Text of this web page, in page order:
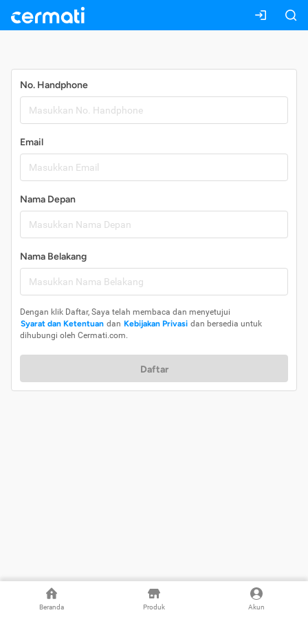
Beranda Produk Akun
No. Handphone
Email
Nama Depan
Nama Belakang
Dengan klik Daftar, Saya telah membaca dan menyetujui
Syarat dan Ketentuan dan Kebijakan Privasi dan bersedia untuk
dihubungi oleh Cermati.com.
Daftar